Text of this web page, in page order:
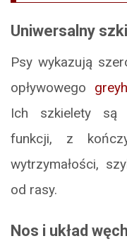
Uniwersalny
Psy wykazują
opływowego
Ich szkielety są
funkcji, z
wytrzymałości,
od rasy.
Nos i układ